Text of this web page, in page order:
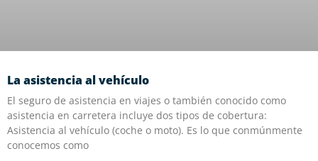
La asistencia al vehículo
El seguro de asistencia en viajes o también conocido como
asistencia en carretera incluye dos tipos de cobertura:
Asistencia al vehículo (coche o moto). Es lo que conmúnmente
conocemos como